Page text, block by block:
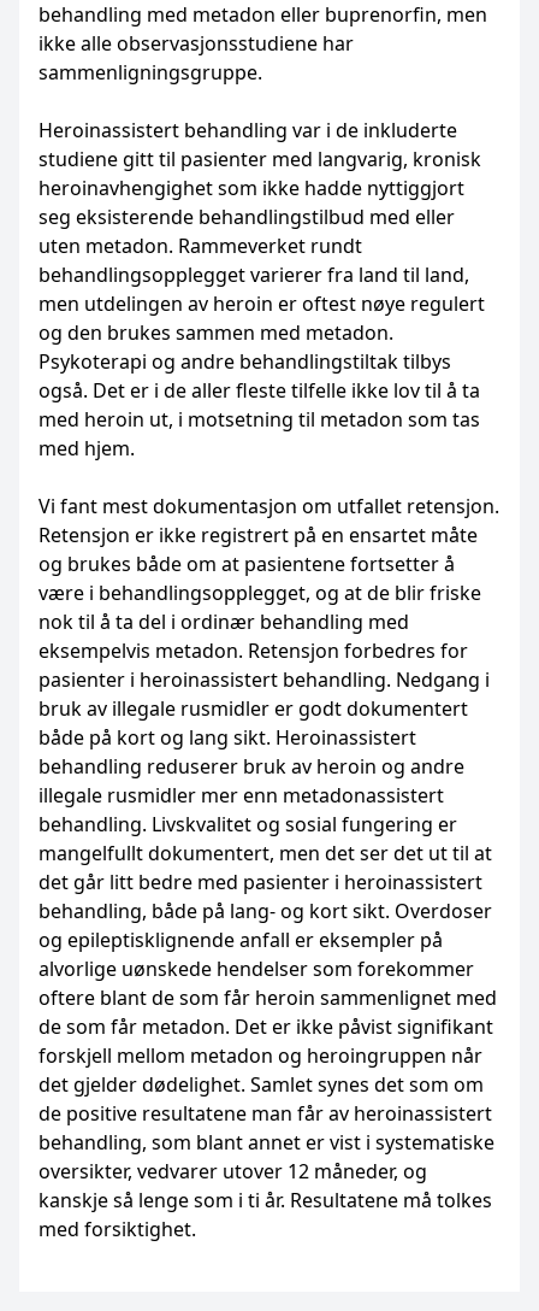
behandling med metadon eller buprenorfin, men
ikke alle observasjonsstudiene har
sammenligningsgruppe.
Heroinassistert behandling var i de inkluderte
studiene gitt til pasienter med langvarig, kronisk
heroinavhengighet som ikke hadde nyttiggjort
seg eksisterende behandlingstilbud med eller
uten metadon. Rammeverket rundt
behandlingsopplegget varierer fra land til land,
men utdelingen av heroin er oftest nøye regulert
og den brukes sammen med metadon.
Psykoterapi og andre behandlingstiltak tilbys
også. Det er i de aller fleste tilfelle ikke lov til å ta
med heroin ut, i motsetning til metadon som tas
med hjem.
Vi fant mest dokumentasjon om utfallet retensjon.
Retensjon er ikke registrert på en ensartet måte
og brukes både om at pasientene fortsetter å
være i behandlingsopplegget, og at de blir friske
nok til å ta del i ordinær behandling med
eksempelvis metadon. Retensjon forbedres for
pasienter i heroinassistert behandling. Nedgang i
bruk av illegale rusmidler er godt dokumentert
både på kort og lang sikt. Heroinassistert
behandling reduserer bruk av heroin og andre
illegale rusmidler mer enn metadonassistert
behandling. Livskvalitet og sosial fungering er
mangelfullt dokumentert, men det ser det ut til at
det går litt bedre med pasienter i heroinassistert
behandling, både på lang- og kort sikt. Overdoser
og epileptisklignende anfall er eksempler på
alvorlige uønskede hendelser som forekommer
oftere blant de som får heroin sammenlignet med
de som får metadon. Det er ikke påvist signifikant
forskjell mellom metadon og heroingruppen når
det gjelder dødelighet. Samlet synes det som om
de positive resultatene man får av heroinassistert
behandling, som blant annet er vist i systematiske
oversikter, vedvarer utover 12 måneder, og
kanskje så lenge som i ti år. Resultatene må tolkes
med forsiktighet.